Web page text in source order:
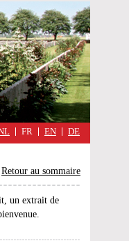
military
cimmetary,
Réflexions
d'une
FR EN DE
Retour au sommaire
un extrait de